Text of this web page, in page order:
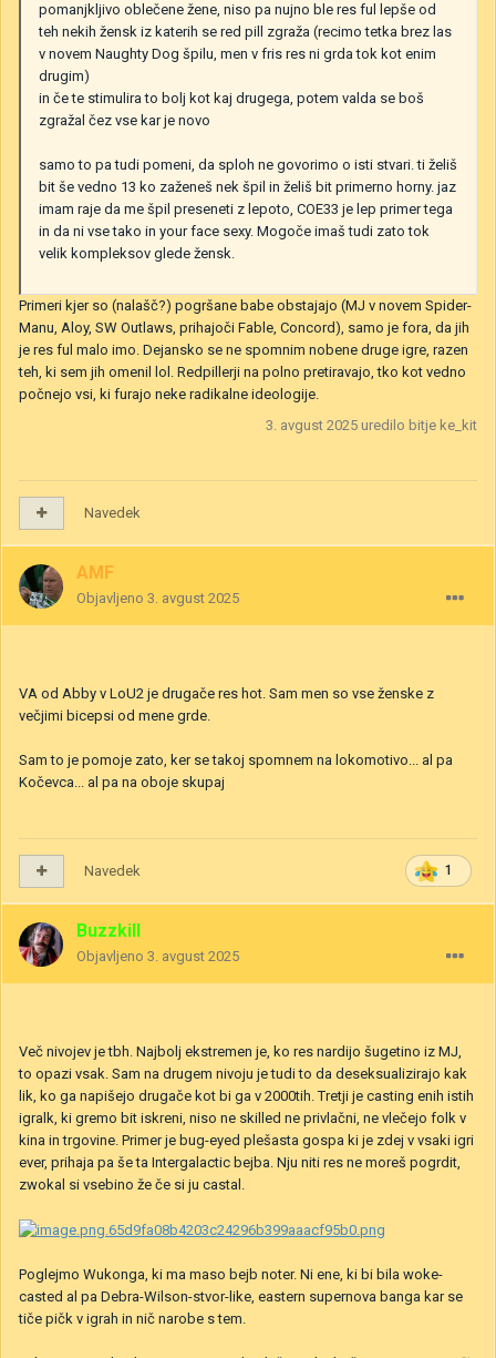
pomanjkljivo oblečene žene, niso pa nujno ble res ful lepše od
teh nekih žensk iz katerih se red pill zgraža (recimo tetka brez las
v novem Naughty Dog špilu, men v fris res ni grda tok kot enim
drugim)
in če te stimulira to bolj kot kaj drugega, potem valda se boš
zgražal čez vse kar je novo
samo to pa tudi pomeni, da sploh ne govorimo o isti stvari. ti želiš
bit še vedno 13 ko zaženeš nek špil in želiš bit primerno horny. jaz
imam raje da me špil preseneti z lepoto, COE33 je lep primer tega
in da ni vse tako in your face sexy. Mogoče imaš tudi zato tok
velik kompleksov glede žensk.
Primeri kjer so (nalašč?) pogršane babe obstajajo (MJ v novem Spider-
Manu, Aloy, SW Outlaws, prihajoči Fable, Concord), samo je fora, da jih
je res ful malo imo. Dejansko se ne spomnim nobene druge igre, razen
teh, ki sem jih omenil lol. Redpillerji na polno pretiravajo, tko kot vedno
počnejo vsi, ki furajo neke radikalne ideologije.
3. avgust 2025 uredilo bitje ke_kit
Navedek
AMF
Objavljeno 3. avgust 2025
VA od Abby v LoU2 je drugače res hot. Sam men so vse ženske z
večjimi bicepsi od mene grde.
Sam to je pomoje zato, ker se takoj spomnem na lokomotivo... al pa
Kočevca... al pa na oboje skupaj
1
Navedek
Buzzkill
Objavljeno 3. avgust 2025
Več nivojev je tbh. Najbolj ekstremen je, ko res nardijo šugetino iz MJ,
to opazi vsak. Sam na drugem nivoju je tudi to da deseksualizirajo kak
lik, ko ga napišejo drugače kot bi ga v 2000tih. Tretji je casting enih istih
igralk, ki gremo bit iskreni, niso ne skilled ne privlačni, ne vlečejo folk v
kina in trgovine. Primer je bug-eyed plešasta gospa ki je zdej v vsaki igri
ever, prihaja pa še ta Intergalactic bejba. Nju niti res ne moreš pogrdit,
zwokal si vsebino že če si ju castal.
Poglejmo Wukonga, ki ma maso bejb noter. Ni ene, ki bi bila woke-
casted al pa Debra-Wilson-stvor-like, eastern supernova banga kar se
tiče pičk v igrah in nič narobe s tem.